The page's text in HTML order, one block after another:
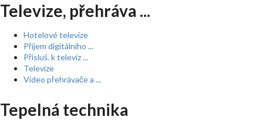
Televize, přehráva ...
Hotelové televize
Příjem digitálního ...
Přísluš. k televiz ...
Televize
Video přehrávače a ...
Tepelná technika